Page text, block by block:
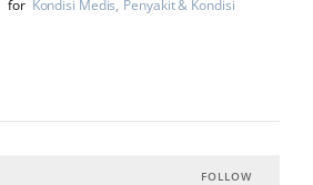
for Kondisi Medis Penyakit & Kondisi
FOLLOW